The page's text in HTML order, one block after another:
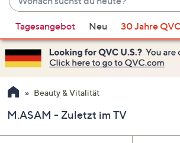
suchst
du
heute?
Vorschläge
verfügbar
sind,
verwenden
Sie
Pfeiltasten
nach
Tagesangebot Neu 30 Jahre
Beauty & Vitalität
M.ASAM - Zuletzt im TV